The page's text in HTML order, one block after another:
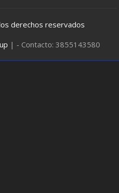
derechos reservados
| - Contacto: 3855143580